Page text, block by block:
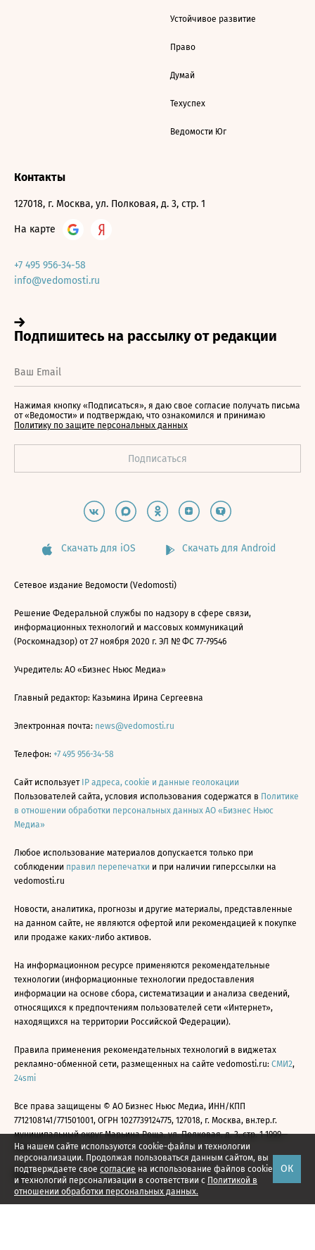
На нашем сайте используются cookie-файлы и технологии
персонализации. Продолжая пользоваться данным сайтом, вы
подтверждаете свое согласие на использование файлов cookie
и технологий персонализации в соответствии с Политикой в
отношении обработки персональных данных.
ОК
Устойчивое развитие
Право
Думай
Техуспех
Ведомости Юг
Контакты
127018, г. Москва, ул. Полковая, д. 3, стр. 1
На карте
+7 495 956-34-58
info@vedomosti.ru
Нажимая кнопку «Подписаться», я даю свое согласие получать письма
от «Ведомости» и подтверждаю, что ознакомился и принимаю
Политику по защите персональных данных
Скачать для iOS Скачать для Android
Сетевое издание Ведомости (Vedomosti)
Решение Федеральной службы по надзору в сфере связи,
информационных технологий и массовых коммуникаций
(Роскомнадзор) от 27 ноября 2020 г. ЭЛ № ФС 77-79546
Учредитель: АО «Бизнес Ньюс Медиа»
Главный редактор: Казьмина Ирина Сергеевна
Электронная почта: news@vedomosti.ru
Телефон: +7 495 956-34-58
Сайт использует IP адреса, cookie и данные геолокации
Пользователей сайта, условия использования содержатся в Политике
в отношении обработки персональных данных АО «Бизнес Ньюс
Медиа»
Любое использование материалов допускается только при
соблюдении правил перепечатки и при наличии гиперссылки на
vedomosti.ru
Новости, аналитика, прогнозы и другие материалы, представленные
на данном сайте, не являются офертой или рекомендацией к покупке
или продаже каких-либо активов.
На информационном ресурсе применяются рекомендательные
технологии (информационные технологии предоставления
информации на основе сбора, систематизации и анализа сведений,
относящихся к предпочтениям пользователей сети «Интернет»,
находящихся на территории Российской Федерации).
Правила применения рекомендательных технологий в виджетах
рекламно-обменной сети, размещенных на сайте vedomosti.ru: СМИ2,
24smi
Все права защищены © АО Бизнес Ньюс Медиа, ИНН/КПП
7712108141/771501001, ОГРН 1027739124775, 127018, г. Москва, вн.тер.г.
муниципальный округ Марьина Роща, ул. Полковая, д. 3, стр. 1 1999—
2026